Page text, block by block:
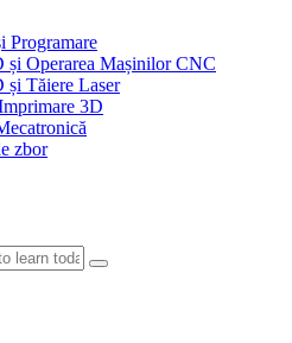
Programare
și Operarea Mașinilor CNC
și Tăiere Laser
3D
zbor